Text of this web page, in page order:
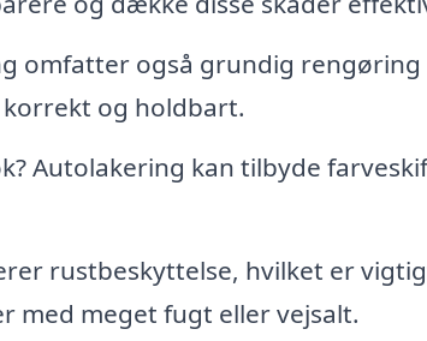
omfatter også grundig rengøring
og holdbart.
Autolakering kan tilbyde
rustbeskyttelse, hvilket er
med meget fugt eller vejsalt.